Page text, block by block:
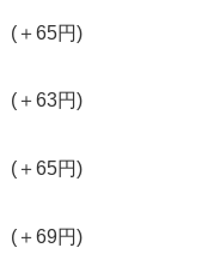
65円)
63円)
65円)
69円)